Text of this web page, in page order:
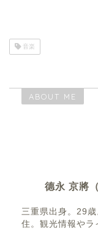
音楽
ABOUT ME
德永 京將
三重県出身。29
住。観光情報やラ